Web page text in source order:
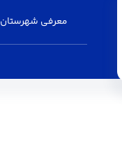
معرفی شهرستان